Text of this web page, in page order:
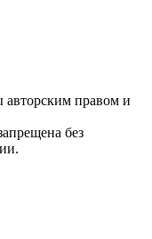
авторским правом и
без